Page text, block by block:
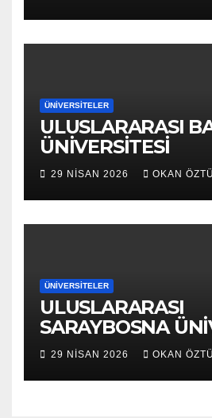
ÜNIVERSITELER
ULUSLARARASI
ÜNİVERSİTESİ
29 NISAN 2026 OKAN
ÜNIVERSITELER
ULUSLARARASI
SARAYBOSNA
29 NISAN 2026 OKAN